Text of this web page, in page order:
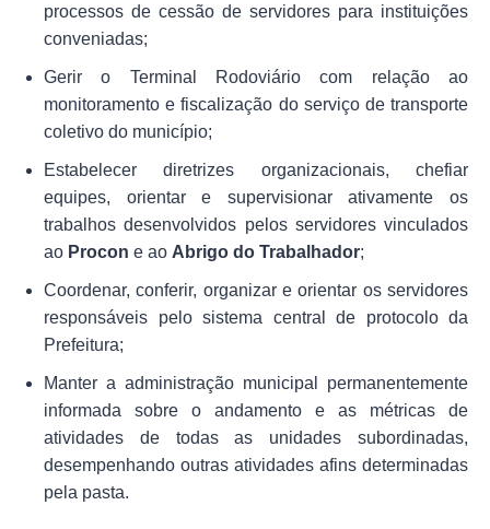
processos de cessão de servidores para instituições
conveniadas;
Gerir o Terminal Rodoviário com relação ao
monitoramento e fiscalização do serviço de transporte
coletivo do município;
Estabelecer diretrizes organizacionais, chefiar
equipes, orientar e supervisionar ativamente os
trabalhos desenvolvidos pelos servidores vinculados
ao Procon e ao Abrigo do Trabalhador;
Coordenar, conferir, organizar e orientar os servidores
responsáveis pelo sistema central de protocolo da
Prefeitura;
Manter a administração municipal permanentemente
informada sobre o andamento e as métricas de
atividades de todas as unidades subordinadas,
desempenhando outras atividades afins determinadas
pela pasta.